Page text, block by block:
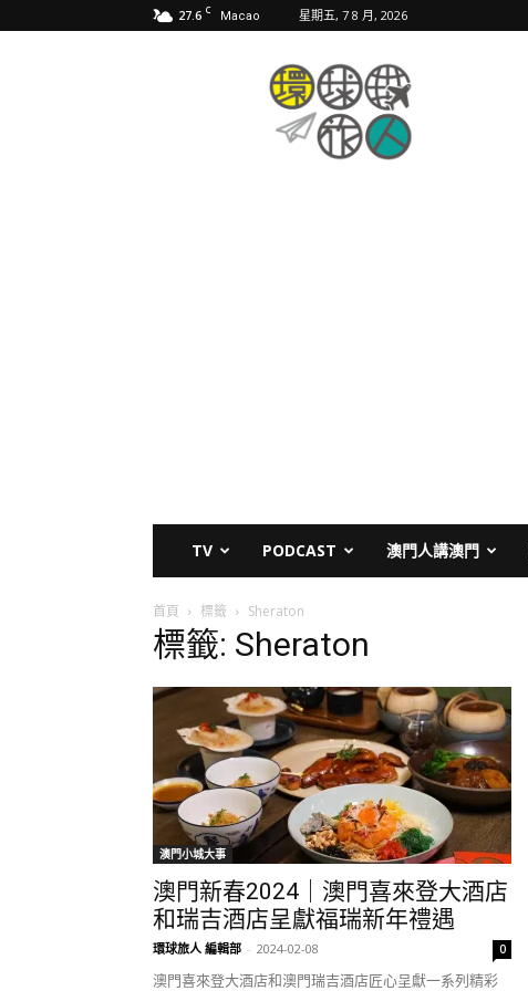
27.6 C Macao 星期五, 7 8 月, 2026
TV PODCAST 澳門人講澳門
首頁 標籤 Sheraton
標籤: Sheraton
澳門小城大事
澳門新春2024｜澳門喜來登大酒店
和瑞吉酒店呈獻福瑞新年禮遇
環球旅人 編輯部 - 2024-02-08 0
澳門喜來登大酒店和澳門瑞吉酒店匠心呈獻一系列精彩